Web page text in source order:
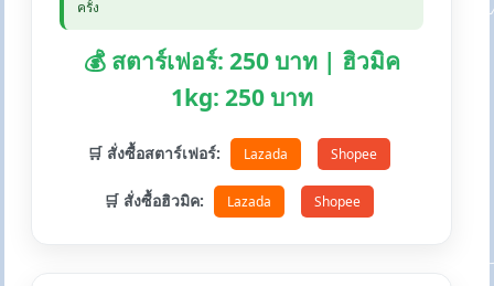
ครั้ง
💰 สตาร์เฟอร์: 250 บาท | ฮิวมิค
1kg: 250 บาท
🛒 สั่งซื้อสตาร์เฟอร์: Lazada Shopee
🛒 สั่งซื้อฮิวมิค: Lazada Shopee